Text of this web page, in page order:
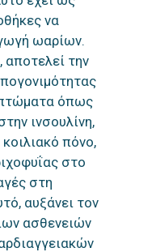
να
ωαρίων.
αποτελεί την
όπως
ινσουλίνη,
πόνο,
στο
στη
αυξάνει τον
ασθενειών